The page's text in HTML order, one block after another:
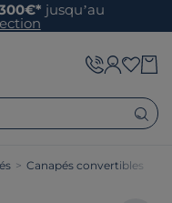
jusqu’au
> Canapés convertibles